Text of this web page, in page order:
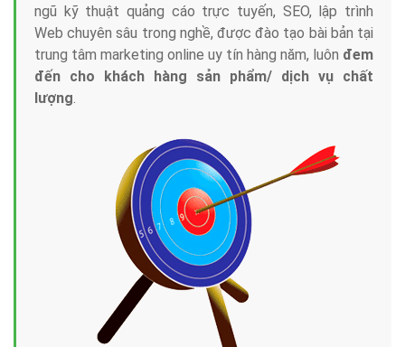
ngũ kỹ thuật quảng cáo trực tuyến, SEO, lập trình
Web chuyên sâu trong nghề, được đào tạo bài bản tại
trung tâm marketing online uy tín hàng năm, luôn đem
đến cho khách hàng sản phẩm/ dịch vụ chất
lượng.